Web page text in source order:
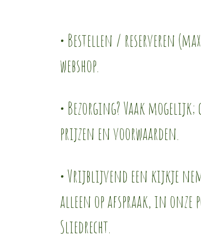
• Bestellen / reserveren
webshop.
• Bezorging? Vaak mogelijk;
prijzen en voorwaarden.
• Vrijblijvend een kijkje
alleen op afspraak, in onze
Sliedrecht.